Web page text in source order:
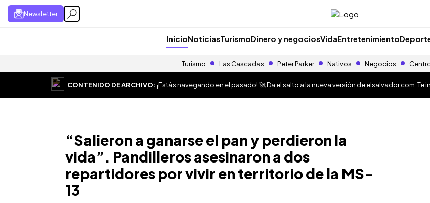
Newsletter
InicioNoticiasTurismoDinero y negociosVidaEntretenimiento
Turismo Las Cascadas Peter Parker Nativos Negocios
CONTENIDO DE ARCHIVO:¡Estás navegando en el pasado! 🚀 Da el salto a la nueva versión deelsalvador.com .
“Salieron a ganarse el pan y perdieron la
vida”. Pandilleros asesinaron a dos
repartidores por vivir en territorio de la MS-
13